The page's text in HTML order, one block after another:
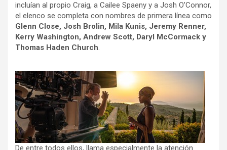
incluían al propio Craig, a Cailee Spaeny y a Josh O’Connor,
el elenco se completa con nombres de primera línea como
Glenn Close, Josh Brolin, Mila Kunis, Jeremy Renner,
Kerry Washington, Andrew Scott, Daryl McCormack y
Thomas Haden Church.
De entre todos ellos, llama especialmente la atención